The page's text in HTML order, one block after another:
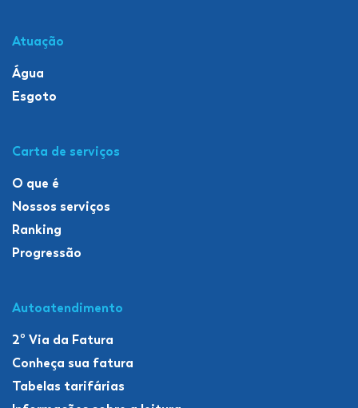
Atuação
Água
Esgoto
Carta de serviços
O que é
Nossos serviços
Ranking
Progressão
Autoatendimento
2º Via da Fatura
Conheça sua fatura
Tabelas tarifárias